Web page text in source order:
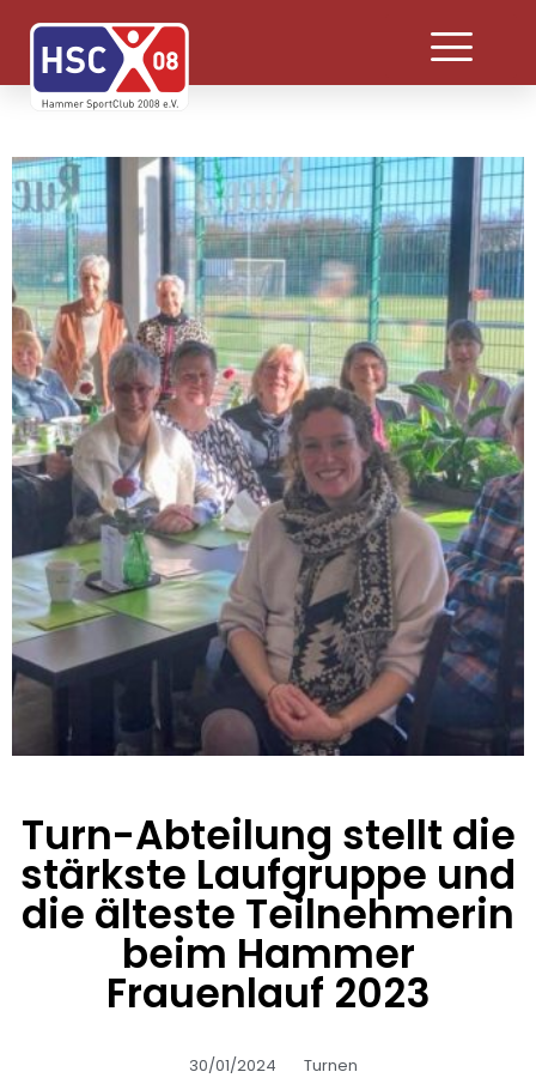
Turn-Abteilung stellt die
stärkste Laufgruppe und
die älteste Teilnehmerin
beim Hammer
Frauenlauf 2023
30/01/2024 Turnen